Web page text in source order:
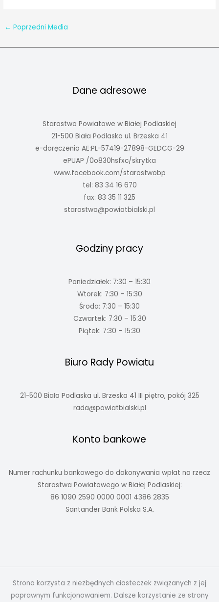
← Poprzedni Media
Dane adresowe
Starostwo Powiatowe w Białej Podlaskiej
21-500 Biała Podlaska ul. Brzeska 41
e-doręczenia AE:PL-57419-27898-GEDCG-29
ePUAP /0o830hsfxc/skrytka
www.facebook.com/starostwobp
tel: 83 34 16 670
fax: 83 35 11 325
starostwo@powiatbialski.pl
Godziny pracy
Poniedziałek: 7:30 – 15:30
Wtorek: 7:30 – 15:30
Środa: 7:30 – 15:30
Czwartek: 7:30 – 15:30
Piątek: 7:30 – 15:30
Biuro Rady Powiatu
21-500 Biała Podlaska ul. Brzeska 41 III piętro, pokój 325
rada@powiatbialski.pl
Konto bankowe
Numer rachunku bankowego do dokonywania wpłat na rzecz
Starostwa Powiatowego w Białej Podlaskiej:
86 1090 2590 0000 0001 4386 2835
Santander Bank Polska S.A.
Strona korzysta z niezbędnych ciasteczek związanych z jej
poprawnym funkcjonowaniem. Dalsze korzystanie ze strony